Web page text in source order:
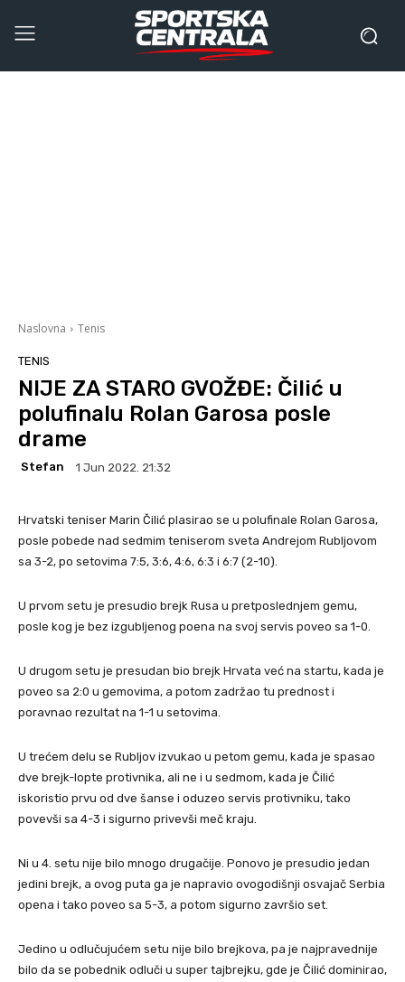
Naslovna Tenis
TENIS
NIJE ZA STARO GVOŽĐE: Čilić u
polufinalu Rolan Garosa posle
drame
Stefan 1 Jun 2022. 21:32
Hrvatski teniser Marin Čilić plasirao se u polufinale Rolan Garosa,
posle pobede nad sedmim teniserom sveta Andrejom Rubljovom
sa 3-2, po setovima 7:5, 3:6, 4:6, 6:3 i 6:7 (2-10).
U prvom setu je presudio brejk Rusa u pretposlednjem gemu,
posle kog je bez izgubljenog poena na svoj servis poveo sa 1-0.
U drugom setu je presudan bio brejk Hrvata već na startu, kada je
poveo sa 2:0 u gemovima, a potom zadržao tu prednost i
poravnao rezultat na 1-1 u setovima.
U trećem delu se Rubljov izvukao u petom gemu, kada je spasao
dve brejk-lopte protivnika, ali ne i u sedmom, kada je Čilić
iskoristio prvu od dve šanse i oduzeo servis protivniku, tako
povevši sa 4-3 i sigurno privevši meč kraju.
Ni u 4. setu nije bilo mnogo drugačije. Ponovo je presudio jedan
jedini brejk, a ovog puta ga je napravio ovogodišnji osvajač Serbia
opena i tako poveo sa 5-3, a potom sigurno završio set.
Jedino u odlučujućem setu nije bilo brejkova, pa je najpravednije
bilo da se pobednik odluči u super tajbrejku, gde je Čilić dominirao,